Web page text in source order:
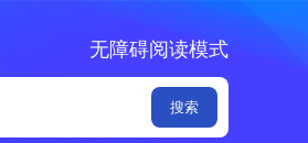
无障碍阅读模式